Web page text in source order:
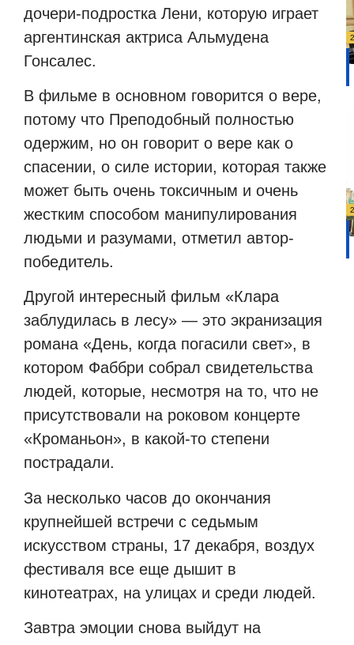
дочери-подростка Лени, которую играет
аргентинская актриса Альмудена
Гонсалес.
В фильме в основном говорится о вере,
потому что Преподобный полностью
одержим, но он говорит о вере как о
спасении, о силе истории, которая также
может быть очень токсичным и очень
жестким способом манипулирования
людьми и разумами, отметил автор-
победитель.
Другой интересный фильм «Клара
заблудилась в лесу» — это экранизация
романа «День, когда погасили свет», в
котором Фаббри собрал свидетельства
людей, которые, несмотря на то, что не
присутствовали на роковом концерте
«Кроманьон», в какой-то степени
пострадали.
За несколько часов до окончания
крупнейшей встречи с седьмым
искусством страны, 17 декабря, воздух
фестиваля все еще дышит в
кинотеатрах, на улицах и среди людей.
Завтра эмоции снова выйдут на